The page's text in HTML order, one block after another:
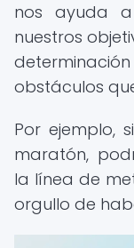
nos ayuda a
nuestros
obstáculos
Por ejemplo,
maratón,
la línea de
orgullo de